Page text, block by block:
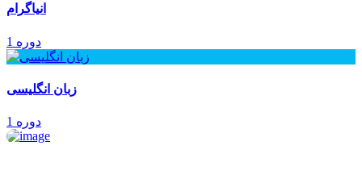
انیاگرام
1 دوره
زبان انگلیسی
1 دوره